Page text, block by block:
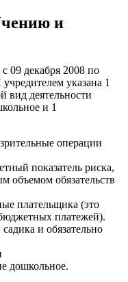
и
09 декабря 2008 по
указана 1
вид деятельности
и 1
операции
показатель риска,
объемом обязательств
плательщика (это
платежей).
и обязательно
дошкольное.